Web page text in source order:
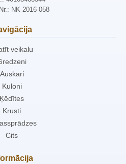
NK-2016-058
veikalu
Auskari
Kuloni
Ķēdītes
Krusti
Cits